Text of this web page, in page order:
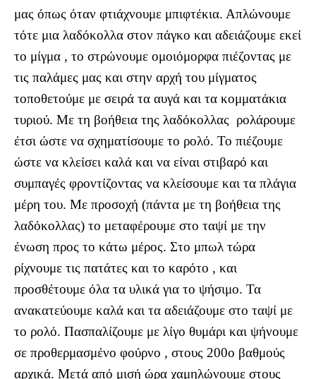
μας όπως όταν φτιάχνουμε μπιφτέκια. Απλώνουμε
τότε μια λαδόκολλα στον πάγκο και αδειάζουμε εκεί
το μίγμα , το στρώνουμε ομοιόμορφα πιέζοντας με
τις παλάμες μας και στην αρχή του μίγματος
τοποθετούμε με σειρά τα αυγά και τα κομματάκια
τυριού. Με τη βοήθεια της λαδόκολλας ρολάρουμε
έτσι ώστε να σχηματίσουμε το ρολό. Το πιέζουμε
ώστε να κλείσει καλά και να είναι στιβαρό και
συμπαγές φροντίζοντας να κλείσουμε και τα πλάγια
μέρη του. Με προσοχή (πάντα με τη βοήθεια της
λαδόκολλας) το μεταφέρουμε στο ταψί με την
ένωση προς το κάτω μέρος. Στο μπωλ τώρα
ρίχνουμε τις πατάτες και το καρότο , και
προσθέτουμε όλα τα υλικά για το ψήσιμο. Τα
ανακατεύουμε καλά και τα αδειάζουμε στο ταψί με
το ρολό. Πασπαλίζουμε με λίγο θυμάρι και ψήνουμε
σε προθερμασμένο φούρνο , στους 200ο βαθμούς
αρχικά. Μετά από μισή ώρα χαμηλώνουμε στους